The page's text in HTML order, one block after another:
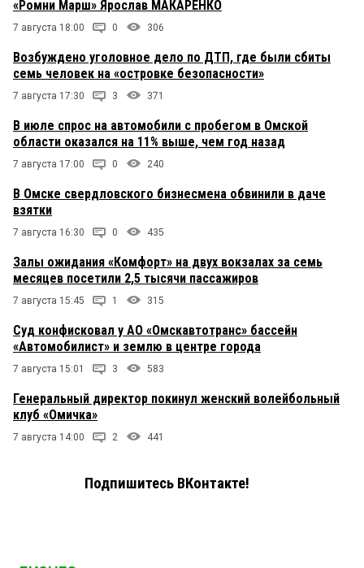
«Ромни Марш» Ярослав МАКАРЕНКО
7 августа 18:00 0 306
Возбуждено уголовное дело по ДТП, где были сбиты
семь человек на «островке безопасности»
7 августа 17:30 3 371
В июле спрос на автомобили с пробегом в Омской
области оказался на 11% выше, чем год назад
7 августа 17:00 0 240
В Омске свердловского бизнесмена обвинили в даче
взятки
7 августа 16:30 0 435
Залы ожидания «Комфорт» на двух вокзалах за семь
месяцев посетили 2,5 тысячи пассажиров
7 августа 15:45 1 315
Суд конфисковал у АО «Омскавтотранс» бассейн
«Автомобилист» и землю в центре города
7 августа 15:01 3 583
Генеральный директор покинул женский волейбольный
клуб «Омичка»
7 августа 14:00 2 441
Подпишитесь ВКонтакте!